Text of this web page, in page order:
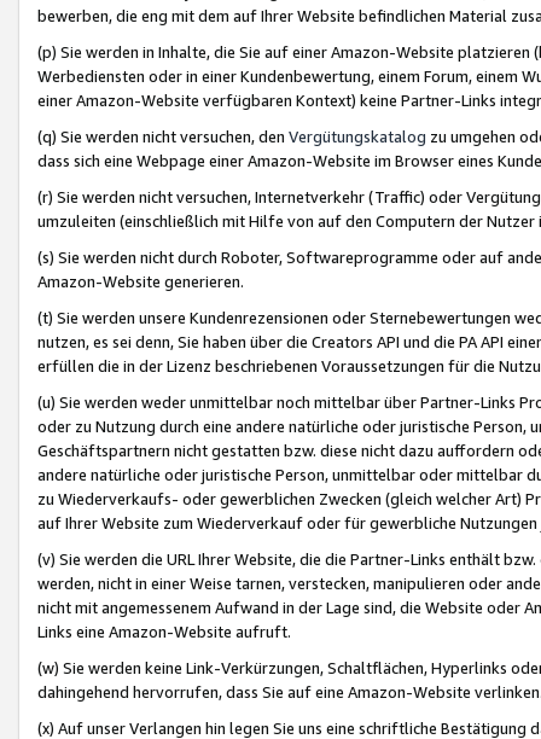
bewerben, die eng mit dem auf Ihrer Website befindlichen Material
(p) Sie werden in Inhalte, die Sie auf einer Amazon-Website
Werbediensten oder in einer Kundenbewertung, einem Forum, einem
einer Amazon-Website verfügbaren Kontext) keine Partner-Links
(q) Sie werden nicht versuchen, den Vergütungskatalog zu umgehen
dass sich eine Webpage einer Amazon-Website im Browser eines
(r) Sie werden nicht versuchen, Internetverkehr (Traffic) oder
umzuleiten (einschließlich mit Hilfe von auf den Computern der
(s) Sie werden nicht durch Roboter, Softwareprogramme oder auf
Amazon-Website generieren.
(t) Sie werden unsere Kundenrezensionen oder Sternebewertungen
nutzen, es sei denn, Sie haben über die Creators API und die PA API
erfüllen die in der Lizenz beschriebenen Voraussetzungen für die
(u) Sie werden weder unmittelbar noch mittelbar über Partner-Links
oder zu Nutzung durch eine andere natürliche oder juristische
Geschäftspartnern nicht gestatten bzw. diese nicht dazu auffordern
andere natürliche oder juristische Person, unmittelbar oder mittelbar
zu Wiederverkaufs- oder gewerblichen Zwecken (gleich welcher Art)
auf Ihrer Website zum Wiederverkauf oder für gewerbliche
(v) Sie werden die URL Ihrer Website, die die Partner-Links enthält
werden, nicht in einer Weise tarnen, verstecken, manipulieren oder
nicht mit angemessenem Aufwand in der Lage sind, die Website oder
Links eine Amazon-Website aufruft.
(w) Sie werden keine Link-Verkürzungen, Schaltflächen, Hyperlinks
dahingehend hervorrufen, dass Sie auf eine Amazon-Website
(x) Auf unser Verlangen hin legen Sie uns eine schriftliche